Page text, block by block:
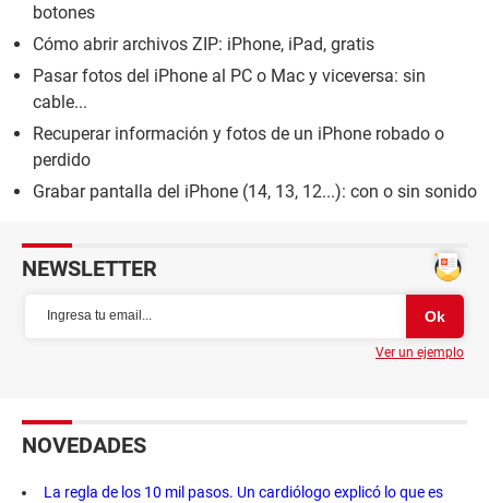
botones
Cómo abrir archivos ZIP: iPhone, iPad, gratis
Pasar fotos del iPhone al PC o Mac y viceversa: sin
cable...
Recuperar información y fotos de un iPhone robado o
perdido
Grabar pantalla del iPhone (14, 13, 12...): con o sin sonido
NEWSLETTER
Ver un ejemplo
NOVEDADES
La regla de los 10 mil pasos. Un cardiólogo explicó lo que es